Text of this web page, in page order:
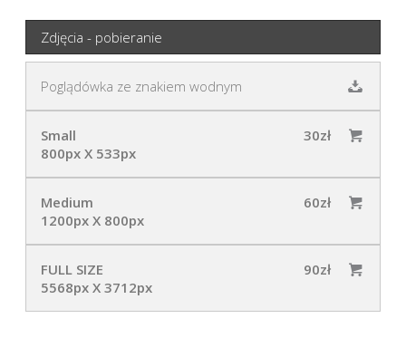
Zdjęcia - pobieranie
Poglądówka ze znakiem wodnym
Small
800px X 533px
30zł
Medium
1200px X 800px
60zł
FULL SIZE
5568px X 3712px
90zł